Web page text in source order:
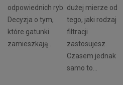
odpowiednich ryb.
Decyzja o tym,
które gatunki
zamieszkają...
dużej mierze od
tego, jaki rodzaj
filtracji
zastosujesz.
Czasem jednak
samo to...